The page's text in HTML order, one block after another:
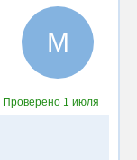
М
Проверено 1 июля